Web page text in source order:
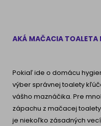
AKÁ MAČACIA
Pokiaľ ide o domácu
výber správnej toalety
vášho maznáčika. Pre
zápachu z mačacej
je niekoľko zásadných